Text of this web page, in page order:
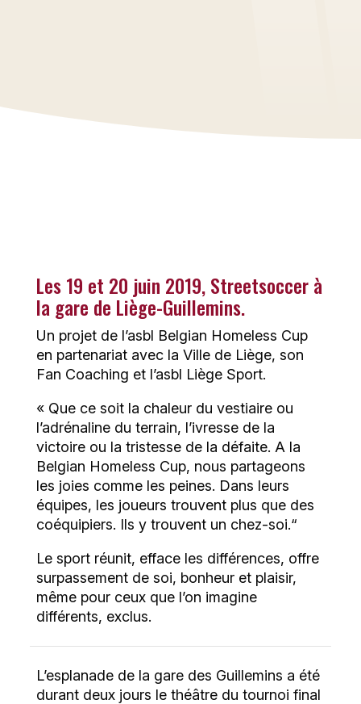
Les 19 et 20 juin 2019, Streetsoccer à
la gare de Liège-Guillemins.
Un projet de l’asbl Belgian Homeless Cup
en partenariat avec la Ville de Liège, son
Fan Coaching et l’asbl Liège Sport.
« Que ce soit la chaleur du vestiaire ou
l’adrénaline du terrain, l’ivresse de la
victoire ou la tristesse de la défaite. A la
Belgian Homeless Cup, nous partageons
les joies comme les peines. Dans leurs
équipes, les joueurs trouvent plus que des
coéquipiers. Ils y trouvent un chez-soi.“
Le sport réunit, efface les différences, offre
surpassement de soi, bonheur et plaisir,
même pour ceux que l’on imagine
différents, exclus.
L’esplanade de la gare des Guillemins a été
durant deux jours le théâtre du tournoi final